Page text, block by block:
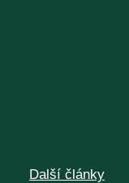
Další články